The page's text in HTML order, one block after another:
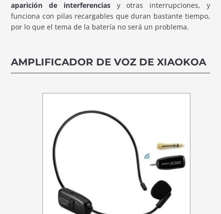
aparición de interferenciasy otras interrupciones, y
funciona con pilas recargables que duran bastante tiempo,
por lo que el tema de la batería no será un problema.
AMPLIFICADOR DE VOZ DE XIAOKOA